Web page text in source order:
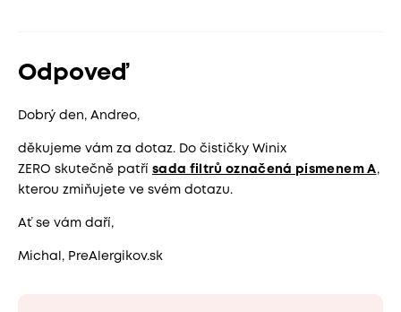
Odpoveď
Dobrý den, Andreo,
děkujeme vám za dotaz. Do čističky Winix
ZERO skutečně patří sada filtrů označená písmenem A,
kterou zmiňujete ve svém dotazu.
Ať se vám daří,
Michal, PreAlergikov.sk